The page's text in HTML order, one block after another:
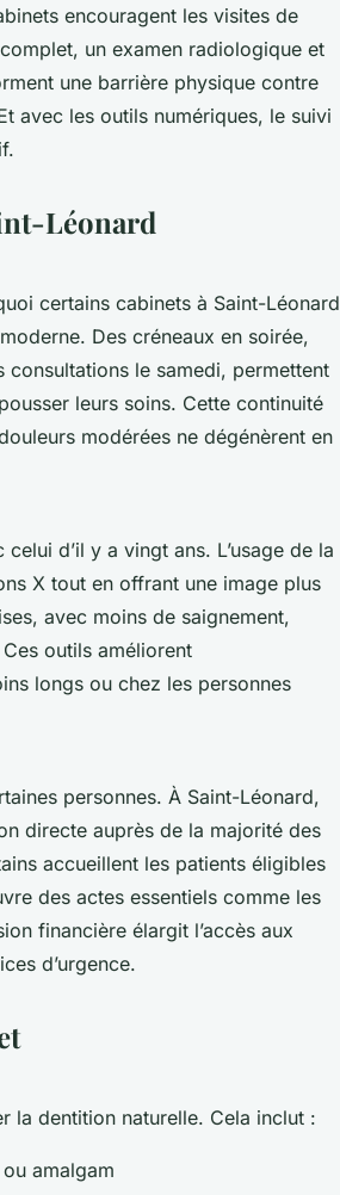
encouragent les visites de
un examen radiologique et
une barrière physique contre
avec les outils numériques, le suivi
Léonard
certains cabinets à Saint-Léonard
Des créneaux en soirée,
consultations le samedi, permettent
leurs soins. Cette continuité
modérées ne dégénèrent en
d’il y a vingt ans. L’usage de la
X tout en offrant une image plus
avec moins de saignement,
outils améliorent
longs ou chez les personnes
personnes. À Saint-Léonard,
directe auprès de la majorité des
accueillent les patients éligibles
des actes essentiels comme les
financière élargit l’accès aux
d’urgence.
la dentition naturelle. Cela inclut :
amalgam